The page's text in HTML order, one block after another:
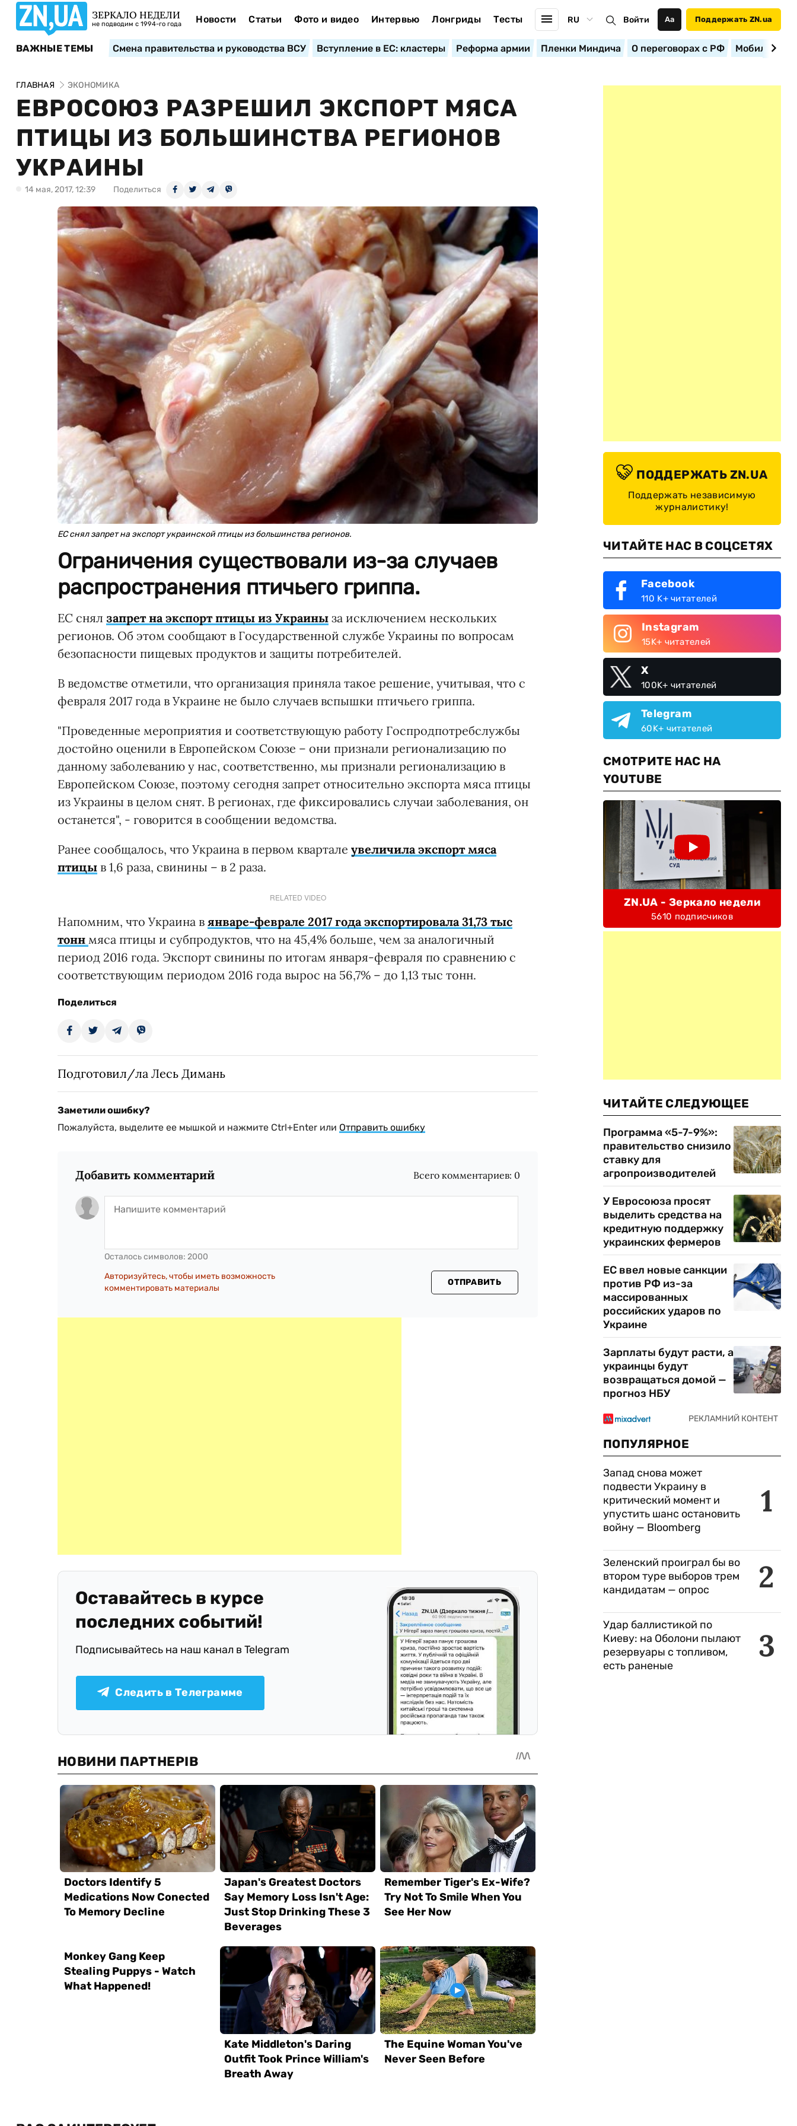
ЗЕРКАЛО НЕДЕЛИ
не подводим с 1994-го года Новости Статьи Фото и видео Интервью Лонгриды Тесты RU Войти Аа Поддержать ZN.ua
ВАЖНЫЕ ТЕМЫ Смена правительства и руководства ВСУ Вступление в ЕС: кластеры Реформа армии Пленки Миндича О переговорах с РФ
ГЛАВНАЯ ЭКОНОМИКА
ЕВРОСОЮЗ РАЗРЕШИЛ ЭКСПОРТ МЯСА
ПТИЦЫ ИЗ БОЛЬШИНСТВА РЕГИОНОВ
УКРАИНЫ
14 мая, 2017, 12:39 Поделиться
ЕС снял запрет на экспорт украинской птицы из большинства регионов.
Ограничения существовали из-за случаев
распространения птичьего гриппа.
ЕС снял запрет на экспорт птицы из Украины за исключением нескольких
регионов. Об этом сообщают в Государственной службе Украины по вопросам
безопасности пищевых продуктов и защиты потребителей.
В ведомстве отметили, что организация приняла такое решение, учитывая, что с
февраля 2017 года в Украине не было случаев вспышки птичьего гриппа.
"Проведенные мероприятия и соответствующую работу Госпродпотребслужбы
достойно оценили в Европейском Союзе – они признали регионализацию по
данному заболеванию у нас, соответственно, мы признали регионализацию в
Европейском Союзе, поэтому сегодня запрет относительно экспорта мяса птицы
из Украины в целом снят. В регионах, где фиксировались случаи заболевания, он
останется", - говорится в сообщении ведомства.
Ранее сообщалось, что Украина в первом квартале увеличила экспорт мяса
птицы в 1,6 раза, свинины – в 2 раза.
RELATED VIDEO
Напомним, что Украина в январе-феврале 2017 года экспортировала 31,73 тыс
тонн мяса птицы и субпродуктов, что на 45,4% больше, чем за аналогичный
период 2016 года. Экспорт свинины по итогам января-февраля по сравнению с
соответствующим периодом 2016 года вырос на 56,7% – до 1,13 тыс тонн.
Поделиться
Подготовил/ла Лесь Димань
Заметили ошибку?
Пожалуйста, выделите ее мышкой и нажмите Ctrl+Enter или Отправить ошибку
Добавить комментарий Всего комментариев: 0
Осталось символов: 2000
Авторизуйтесь, чтобы иметь возможность
комментировать материалы
ОТПРАВИТЬ
Оставайтесь в курсе
последних событий!
Подписывайтесь на наш канал в Telegram
Следить в Телеграмме
ПОДДЕРЖАТЬ ZN.UA
Поддержать независимую
журналистику!
ЧИТАЙТЕ НАС В СОЦСЕТЯХ
Facebook
110 K+ читателей
Instagram
15K+ читателей
X
100K+ читателей
Telegram
60K+ читателей
СМОТРИТЕ НАС НА
YOUTUBE
ZN.UA - Зеркало недели
5610 подписчиков
ЧИТАЙТЕ СЛЕДУЮЩЕЕ
Программа «5-7-9%»:
правительство снизило
ставку для
агропроизводителей
У Евросоюза просят
выделить средства на
кредитную поддержку
украинских фермеров
ЕС ввел новые санкции
против РФ из-за
массированных
российских ударов по
Украине
Зарплаты будут расти, а
украинцы будут
возвращаться домой —
прогноз НБУ
ПОПУЛЯРНОЕ
1
Запад снова может
подвести Украину в
критический момент и
упустить шанс остановить
войну — Bloomberg
2
Зеленский проиграл бы во
втором туре выборов трем
кандидатам — опрос
3
Удар баллистикой по
Киеву: на Оболони пылают
резервуары с топливом,
есть раненые